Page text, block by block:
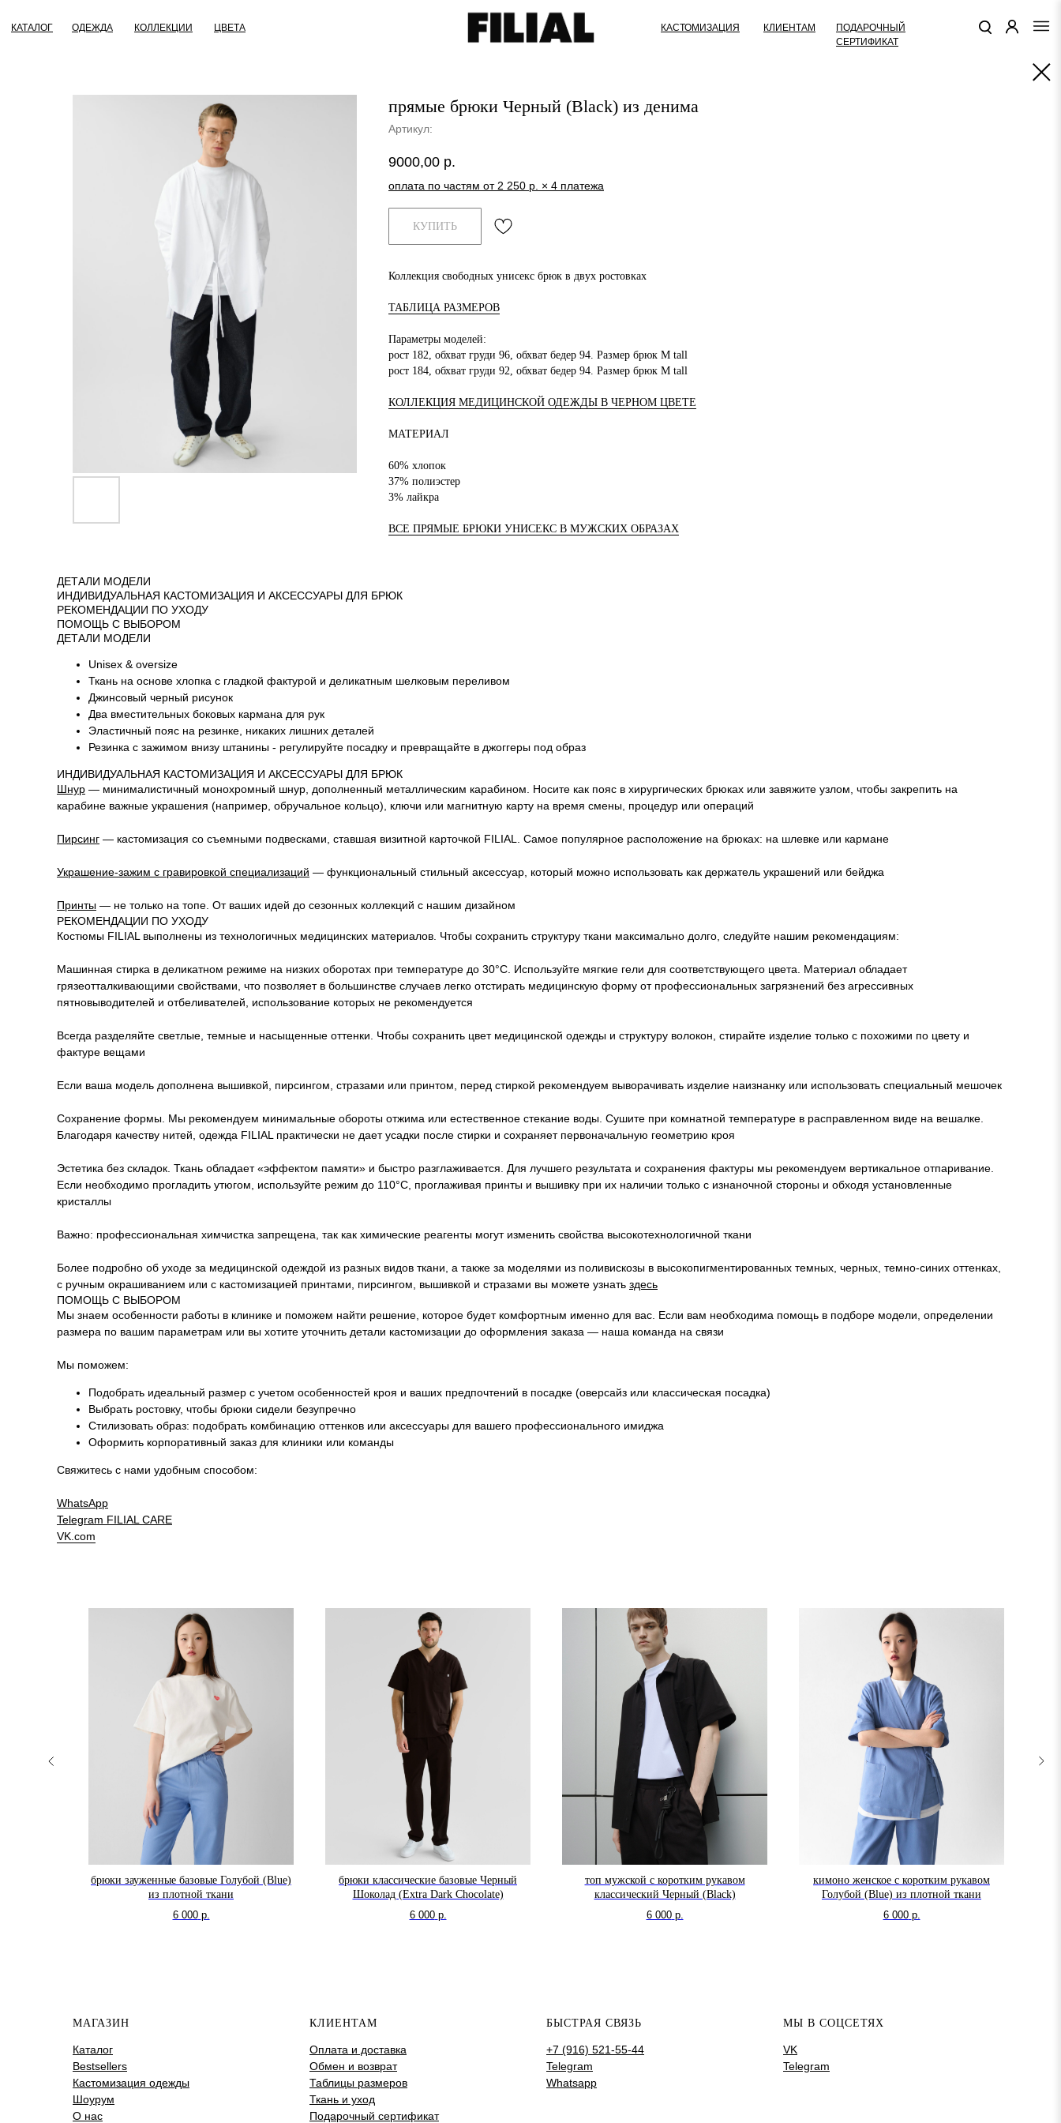
ПОДАРОЧНЫЙ
СЕРТИФИКАТ
КЛИЕНТАМ
КАСТОМИЗАЦИЯ
ЦВЕТА
КОЛЛЕКЦИИ
ОДЕЖДА
КАТАЛОГ
прямые брюки Черный (Black) из денима
Артикул:
9000,00 р.
оплата по частям от 2 250 р. × 4 платежа
КУПИТЬ
Коллекция свободных унисекс брюк в двух ростовках
ТАБЛИЦА РАЗМЕРОВ
Параметры моделей:
рост 182, обхват груди 96, обхват бедер 94. Размер брюк M tall
рост 184, обхват груди 92, обхват бедер 94. Размер брюк M tall
КОЛЛЕКЦИЯ МЕДИЦИНСКОЙ ОДЕЖДЫ В ЧЕРНОМ ЦВЕТЕ
МАТЕРИАЛ
60% хлопок
37% полиэстер
3% лайкра
ВСЕ ПРЯМЫЕ БРЮКИ УНИСЕКС В МУЖСКИХ ОБРАЗАХ
ДЕТАЛИ МОДЕЛИ
ИНДИВИДУАЛЬНАЯ КАСТОМИЗАЦИЯ И АКСЕССУАРЫ ДЛЯ БРЮК
РЕКОМЕНДАЦИИ ПО УХОДУ
ПОМОЩЬ С ВЫБОРОМ
ДЕТАЛИ МОДЕЛИ
Unisex & oversize
Ткань на основе хлопка с гладкой фактурой и деликатным шелковым переливом
Джинсовый черный рисунок
Два вместительных боковых кармана для рук
Эластичный пояс на резинке, никаких лишних деталей
Резинка с зажимом внизу штанины - регулируйте посадку и превращайте в джоггеры под образ
ИНДИВИДУАЛЬНАЯ КАСТОМИЗАЦИЯ И АКСЕССУАРЫ ДЛЯ БРЮК
Шнур — минималистичный монохромный шнур, дополненный металлическим карабином. Носите как пояс в хирургических брюках или завяжите узлом, чтобы закрепить на
карабине важные украшения (например, обручальное кольцо), ключи или магнитную карту на время смены, процедур или операций
Пирсинг — кастомизация со съемными подвесками, ставшая визитной карточкой FILIAL. Самое популярное расположение на брюках: на шлевке или кармане
Украшение-зажим с гравировкой специализаций — функциональный стильный аксессуар, который можно использовать как держатель украшений или бейджа
Принты — не только на топе. От ваших идей до сезонных коллекций с нашим дизайном
РЕКОМЕНДАЦИИ ПО УХОДУ
Костюмы FILIAL выполнены из технологичных медицинских материалов. Чтобы сохранить структуру ткани максимально долго, следуйте нашим рекомендациям:
Машинная стирка в деликатном режиме на низких оборотах при температуре до 30°C. Используйте мягкие гели для соответствующего цвета. Материал обладает
грязеотталкивающими свойствами, что позволяет в большинстве случаев легко отстирать медицинскую форму от профессиональных загрязнений без агрессивных
пятновыводителей и отбеливателей, использование которых не рекомендуется
Всегда разделяйте светлые, темные и насыщенные оттенки. Чтобы сохранить цвет медицинской одежды и структуру волокон, стирайте изделие только с похожими по цвету и
фактуре вещами
Если ваша модель дополнена вышивкой, пирсингом, стразами или принтом, перед стиркой рекомендуем выворачивать изделие наизнанку или использовать специальный мешочек
Сохранение формы. Мы рекомендуем минимальные обороты отжима или естественное стекание воды. Сушите при комнатной температуре в расправленном виде на вешалке.
Благодаря качеству нитей, одежда FILIAL практически не дает усадки после стирки и сохраняет первоначальную геометрию кроя
Эстетика без складок. Ткань обладает «эффектом памяти» и быстро разглаживается. Для лучшего результата и сохранения фактуры мы рекомендуем вертикальное отпаривание.
Если необходимо прогладить утюгом, используйте режим до 110°C, проглаживая принты и вышивку при их наличии только с изнаночной стороны и обходя установленные
кристаллы
Важно: профессиональная химчистка запрещена, так как химические реагенты могут изменить свойства высокотехнологичной ткани
Более подробно об уходе за медицинской одеждой из разных видов ткани, а также за моделями из поливискозы в высокопигментированных темных, черных, темно-синих оттенках,
с ручным окрашиванием или с кастомизацией принтами, пирсингом, вышивкой и стразами вы можете узнать здесь
ПОМОЩЬ С ВЫБОРОМ
Мы знаем особенности работы в клинике и поможем найти решение, которое будет комфортным именно для вас. Если вам необходима помощь в подборе модели, определении
размера по вашим параметрам или вы хотите уточнить детали кастомизации до оформления заказа — наша команда на связи
Мы поможем:
Подобрать идеальный размер с учетом особенностей кроя и ваших предпочтений в посадке (оверсайз или классическая посадка)
Выбрать ростовку, чтобы брюки сидели безупречно
Стилизовать образ: подобрать комбинацию оттенков или аксессуары для вашего профессионального имиджа
Оформить корпоративный заказ для клиники или команды
Свяжитесь с нами удобным способом:
WhatsApp
Telegram FILIAL CARE
VK.com
брюки зауженные базовые Голубой (Blue)
из плотной ткани
6 000 р.
брюки классические базовые Черный
Шоколад (Extra Dark Chocolate)
6 000 р.
топ мужской с коротким рукавом
классический Черный (Black)
6 000 р.
кимоно женское с коротким рукавом
Голубой (Blue) из плотной ткани
6 000 р.
МАГАЗИН
Каталог
Bestsellers
Кастомизация одежды
Шоурум
О нас
КЛИЕНТАМ
Оплата и доставка
Обмен и возврат
Таблицы размеров
Ткань и уход
Подарочный сертификат
БЫСТРАЯ СВЯЗЬ
+7 (916) 521-55-44
Telegram
Whatsapp
МЫ В СОЦСЕТЯХ
VK
Telegram